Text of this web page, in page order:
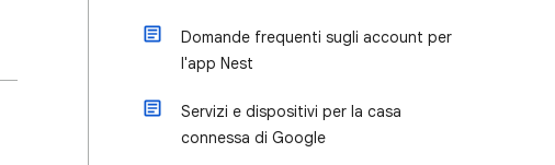
Domande frequenti sugli account per
l'app Nest
Servizi e dispositivi per la casa
connessa di Google